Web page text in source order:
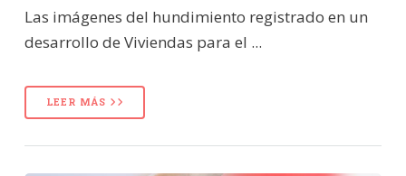
Las imágenes del hundimiento registrado en un
desarrollo de Viviendas para el ...
LEER MÁS